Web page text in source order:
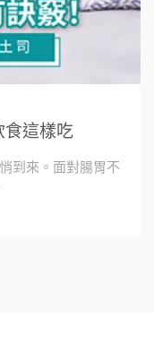
食這樣吃
到來。面對腸胃不